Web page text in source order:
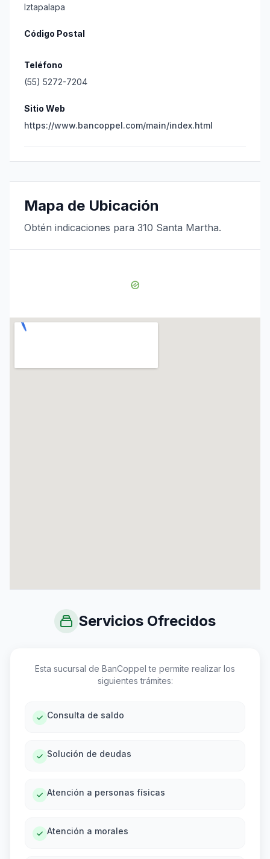
Iztapalapa
Código Postal
Teléfono
(55) 5272-7204
Sitio Web
https://www.bancoppel.com/main/index.html
Mapa de Ubicación
Obtén indicaciones para 310 Santa Martha.
Servicios Ofrecidos
Esta sucursal de BanCoppel te permite realizar los
siguientes trámites:
Consulta de saldo
Solución de deudas
Atención a personas físicas
Atención a morales